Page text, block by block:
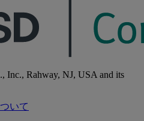
Inc., Rahway, NJ, USA and its
いて